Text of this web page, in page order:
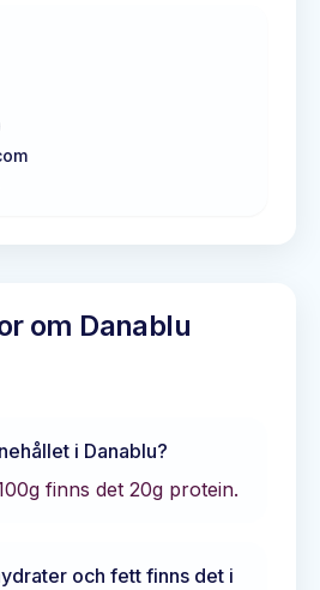
om Danablu
i Danablu?
finns det 20g protein.
och fett finns det i